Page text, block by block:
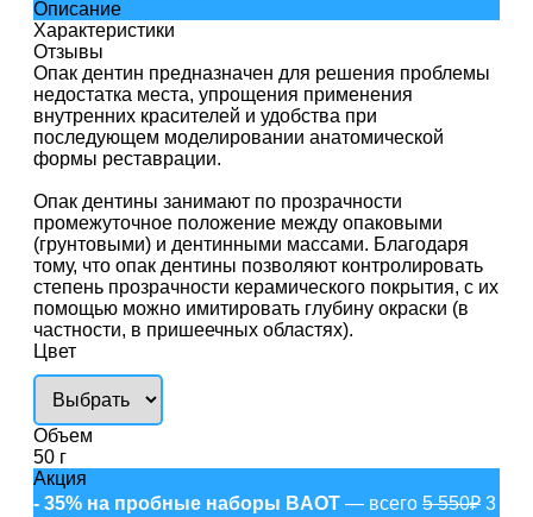
Описание
Характеристики
Отзывы
Опак дентин предназначен для решения проблемы
недостатка места, упрощения применения
внутренних красителей и удобства при
последующем моделировании анатомической
формы реставрации.
Опак дентины занимают по прозрачности
промежуточное положение между опаковыми
(грунтовыми) и дентинными массами. Благодаря
тому, что опак дентины позволяют контролировать
степень прозрачности керамического покрытия, с их
помощью можно имитировать глубину окраски (в
частности, в пришеечных областях).
Цвет
Объем
50 г
Акция
- 35% на пробные наборы BAOT — всего 5 550₽ 3